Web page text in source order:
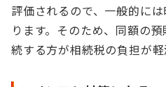
評価されるので、一般的に
ります。そのため、同額の
続する方が相続税の負担が軽